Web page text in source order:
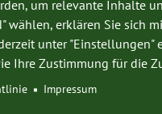
um relevante Inhalte
wählen, erklären Sie sich
unter "Einstellungen"
Ihre Zustimmung für die
Impressum